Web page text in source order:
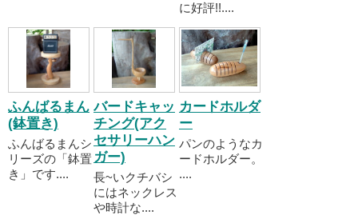
に好評!!....
ふんばるまん
(鉢置き)
ふんばるまんシ
リーズの「鉢置
き」です....
バードキャッ
チング(アク
セサリーハン
ガー)
長~いクチバシ
にはネックレス
や時計な....
カードホルダ
ー
パンのようなカ
ードホルダー。
....